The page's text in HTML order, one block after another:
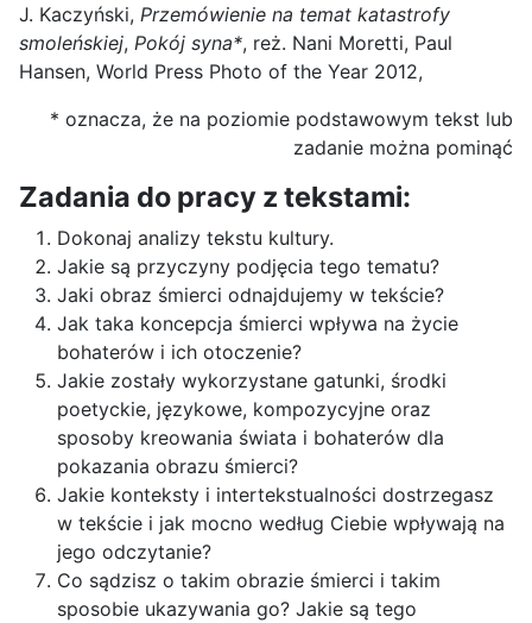
J. Kaczyński, Przemówienie na temat katastrofy
smoleńskiej, Pokój syna*, reż. Nani Moretti, Paul
Hansen, World Press Photo of the Year 2012,
* oznacza, że na poziomie podstawowym tekst lub
zadanie można pominąć
Zadania do pracy z tekstami:
Dokonaj analizy tekstu kultury.
Jakie są przyczyny podjęcia tego tematu?
Jaki obraz śmierci odnajdujemy w tekście?
Jak taka koncepcja śmierci wpływa na życie
bohaterów i ich otoczenie?
Jakie zostały wykorzystane gatunki, środki
poetyckie, językowe, kompozycyjne oraz
sposoby kreowania świata i bohaterów dla
pokazania obrazu śmierci?
Jakie konteksty i intertekstualności dostrzegasz
w tekście i jak mocno według Ciebie wpływają na
jego odczytanie?
Co sądzisz o takim obrazie śmierci i takim
sposobie ukazywania go? Jakie są tego